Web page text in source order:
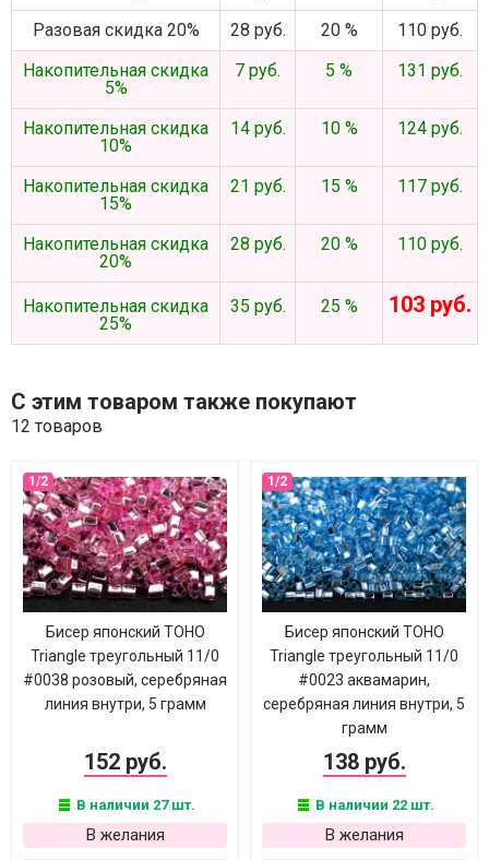
Разовая скидка 20%
28 руб. 20 %
110 руб.
Накопительная скидка
5%
7 руб. 5 % 131 руб.
Накопительная скидка
10%
14 руб. 10 % 124 руб.
Накопительная скидка
15%
21 руб. 15 % 117 руб.
Накопительная скидка
20%
28 руб. 20 % 110 руб.
Накопительная скидка
25%
35 руб. 25 % 103 руб.
С этим товаром также покупают
12 товаров
Бисер японский TOHO
Triangle треугольный 11/0
#0038 розовый, серебряная
линия внутри, 5 грамм
152 руб.
В наличии 27 шт.
В желания
Бисер японский TOHO
Triangle треугольный 11/0
#0023 аквамарин,
серебряная линия внутри, 5
грамм
138 руб.
В наличии 22 шт.
В желания